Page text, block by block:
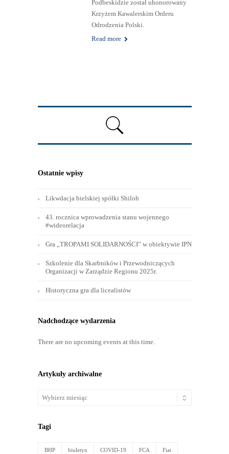
Podbeskidzie został uhonorowany
Krzyżem Kawalerskim Orderu
Odrodzenia Polski.
Read more
Ostatnie wpisy
Likwdacja bielskiej spółki Shiloh
43. rocznica wprowadzenia stanu wojennego
#wideorelacja
Gra „TROPAMI SOLIDARNOŚCI” w obiektywie IPN
Szkolenie dla Skarbników i Przewodniczących
Organizacji w Zarządzie Regionu 2025r.
Historyczna gra dla licealistów
Nadchodzące wydarzenia
There are no upcoming events at this time.
Artykuły archiwalne
Artykuły
Tagi
BHP biuletyn COVID-19 FCA Fiat